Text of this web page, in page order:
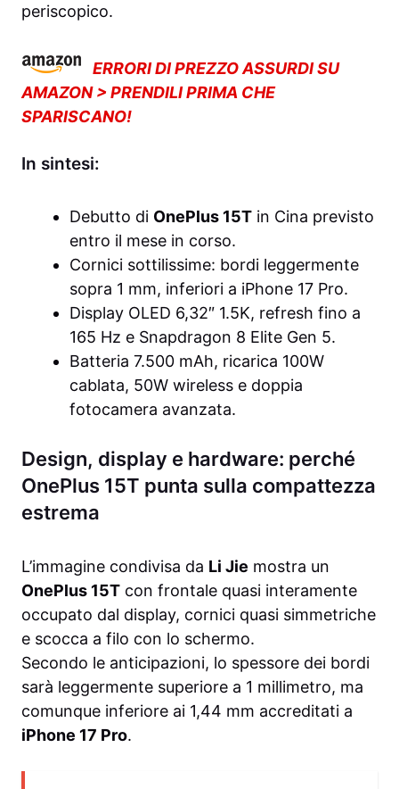
periscopico.
ERRORI DI PREZZO ASSURDI SU
AMAZON > PRENDILI PRIMA CHE
SPARISCANO!
In sintesi:
Debutto di OnePlus 15T in Cina previsto
entro il mese in corso.
Cornici sottilissime: bordi leggermente
sopra 1 mm, inferiori a iPhone 17 Pro.
Display OLED 6,32″ 1.5K, refresh fino a
165 Hz e Snapdragon 8 Elite Gen 5.
Batteria 7.500 mAh, ricarica 100W
cablata, 50W wireless e doppia
fotocamera avanzata.
Design, display e hardware: perché
OnePlus 15T punta sulla compattezza
estrema
L’immagine condivisa da Li Jie mostra un
OnePlus 15T con frontale quasi interamente
occupato dal display, cornici quasi simmetriche
e scocca a filo con lo schermo.
Secondo le anticipazioni, lo spessore dei bordi
sarà leggermente superiore a 1 millimetro, ma
comunque inferiore ai 1,44 mm accreditati a
iPhone 17 Pro.